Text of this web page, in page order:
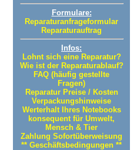
Formulare:
Reparaturanfrageformular
Reparaturauftrag
Infos:
Lohnt sich eine Reparatur?
Wie ist der Reparaturablauf?
FAQ (häufig gestellte
Fragen)
Reparatur Preise / Kosten
Verpackungshinweise
Werterhalt Ihres Notebooks
konsequent für Umwelt,
Mensch & Tier
Zahlung Sofortüberweisung
** Geschäftsbedingungen **